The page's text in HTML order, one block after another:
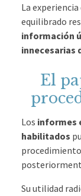
La
equilibrado
información
innecesarias
El
Los informes
habilitados
Su utilidad